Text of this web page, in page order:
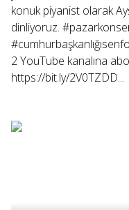
konuk piyanist olarak
dinliyoruz.
2 YouTube kanalına
https://bit.ly/2V0TZDD...